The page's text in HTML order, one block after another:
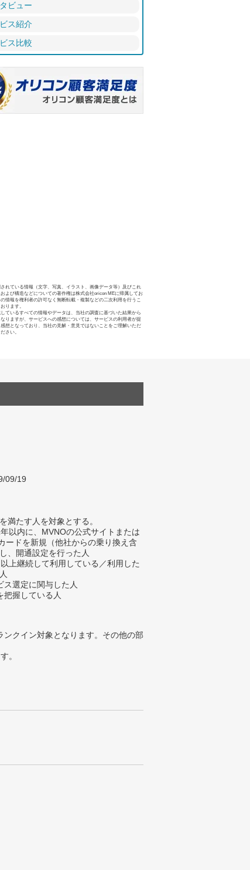
ビュー
ス紹介
ス比較
れている情報（文字、写真、イラスト、画像データ等）及びこれ
よび構造などについての著作権は株式会社oricon MEに帰属してお
情報を権利者の許可なく無断転載・複製などの二次利用を行うこ
ります。
ているすべての情報やデータは、当社の調査に基づいた結果から
りますが、サービスへの感想については、サービスの利用者が提
想となっており、当社の見解・意見ではないことをご理解いただ
さい。
09/19
満たす人を対象とする。
年以内に、MVNOの公式サイトまたは
ードを新規（他社からの乗り換え含
、開通設定を行った人
以上継続して利用している／利用した
ス選定に関与した人
把握している人
クイン対象となります。その他の部
。